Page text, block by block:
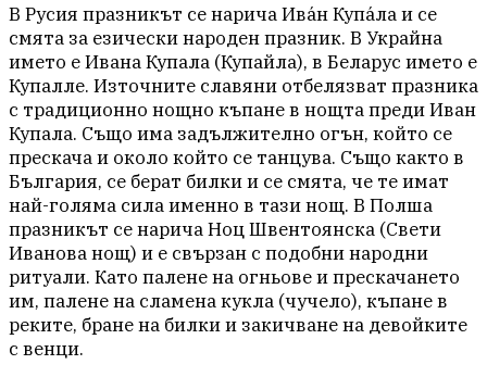
В Русия празникът се нарича Ива́н Купа́ла и се
смята за езически народен празник. В Украйна
името е Ивана Купала (Купайла), в Беларус името е
Купалле. Източните славяни отбелязват празника
с традиционно нощно къпане в нощта преди Иван
Купала. Също има задължително огън, който се
прескача и около който се танцува. Също както в
България, се берат билки и се смята, че те имат
най-голяма сила именно в тази нощ. В Полша
празникът се нарича Ноц Швентоянска (Свети
Иванова нощ) и е свързан с подобни народни
ритуали. Като палене на огньове и прескачането
им, палене на сламена кукла (чучело), къпане в
реките, бране на билки и закичване на девойките
с венци.